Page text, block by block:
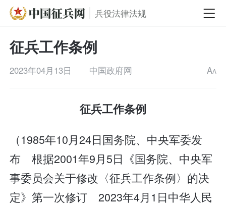
兵役法律法规
征兵工作条例
2023年04月13日 中国政府网 AA
征兵工作条例
（1985年10月24日国务院、中央军委发
布 根据2001年9月5日《国务院、中央军
事委员会关于修改〈征兵工作条例〉的决
定》第一次修订 2023年4月1日中华人民